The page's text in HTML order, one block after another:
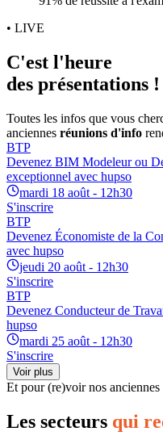
• LIVE
C'est l'heure
des présentations !
Toutes les infos que vous
anciennes réunions d'info
BTP
Devenez BIM Modeleur ou
exceptionnel avec hupso
mardi 18 août - 12h30
S'inscrire
BTP
Devenez Économiste de la
avec hupso
jeudi 20 août - 12h30
S'inscrire
BTP
Devenez Conducteur de
hupso
mardi 25 août - 12h30
S'inscrire
Voir plus
Et pour (re)voir nos anciennes
Les secteurs qui